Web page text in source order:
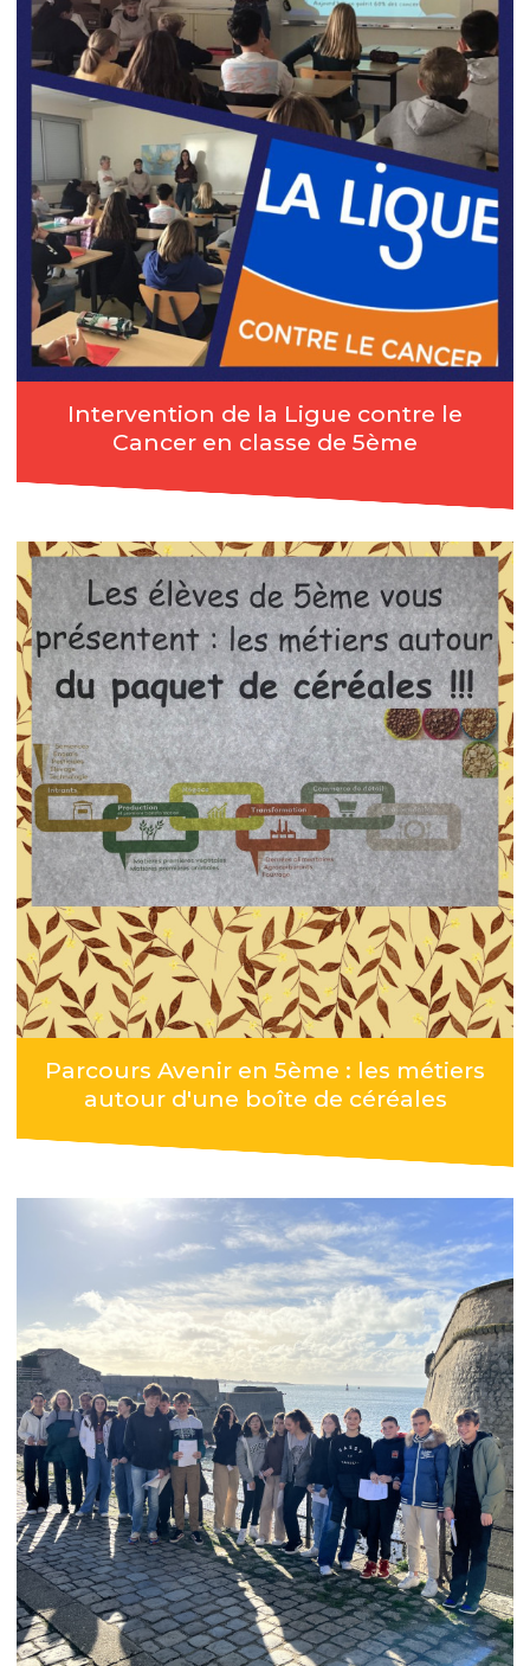
Intervention de la Ligue contre le
Cancer en classe de 5ème
Parcours Avenir en 5ème : les métiers
autour d'une boîte de céréales